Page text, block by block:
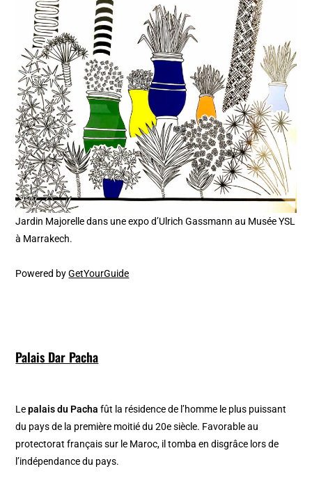
Jardin Majorelle dans une expo d’Ulrich Gassmann au Musée YSL
à Marrakech.
Powered byGetYourGuide
Palais Dar Pacha
Lepalais du Pacha fût la résidence de l’homme le plus puissant
du pays de la première moitié du 20e siècle. Favorable au
protectorat français sur le Maroc, il tomba en disgrâce lors de
l’indépendance du pays.